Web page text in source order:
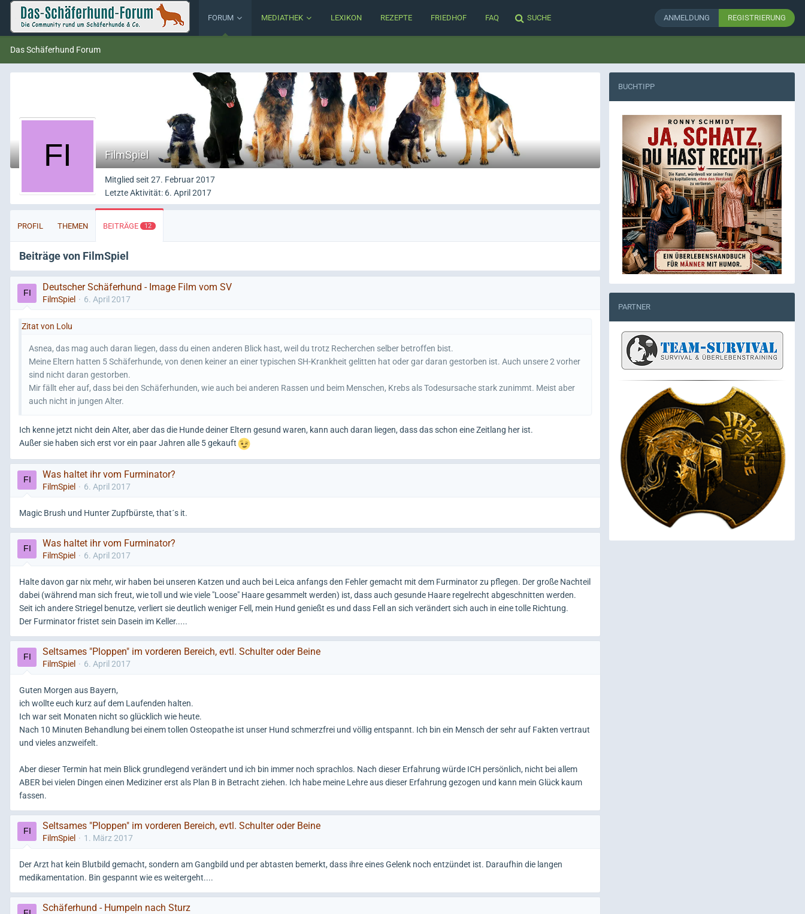
FORUM MEDIATHEK LEXIKON REZEPTE FRIEDHOF FAQ SUCHE ANMELDUNG REGISTRIERUNG
Das Schäferhund Forum
FilmSpiel
Mitglied seit 27. Februar 2017
Letzte Aktivität: 6. April 2017
PROFIL THEMEN BEITRÄGE 12
Beiträge von FilmSpiel
Deutscher Schäferhund - Image Film vom SV
FilmSpiel 6. April 2017
Zitat von Lolu
Asnea, das mag auch daran liegen, dass du einen anderen Blick hast, weil du trotz Recherchen selber betroffen bist.
Meine Eltern hatten 5 Schäferhunde, von denen keiner an einer typischen SH-Krankheit gelitten hat oder gar daran gestorben ist. Auch unsere 2 vorher
sind nicht daran gestorben.
Mir fällt eher auf, dass bei den Schäferhunden, wie auch bei anderen Rassen und beim Menschen, Krebs als Todesursache stark zunimmt. Meist aber
auch nicht in jungen Alter.
Ich kenne jetzt nicht dein Alter, aber das die Hunde deiner Eltern gesund waren, kann auch daran liegen, dass das schon eine Zeitlang her ist.
Außer sie haben sich erst vor ein paar Jahren alle 5 gekauft
Was haltet ihr vom Furminator?
FilmSpiel 6. April 2017
Magic Brush und Hunter Zupfbürste, that´s it.
Was haltet ihr vom Furminator?
FilmSpiel 6. April 2017
Halte davon gar nix mehr, wir haben bei unseren Katzen und auch bei Leica anfangs den Fehler gemacht mit dem Furminator zu pflegen. Der große Nachteil
dabei (während man sich freut, wie toll und wie viele "Loose" Haare gesammelt werden) ist, dass auch gesunde Haare regelrecht abgeschnitten werden.
Seit ich andere Striegel benutze, verliert sie deutlich weniger Fell, mein Hund genießt es und dass Fell an sich verändert sich auch in eine tolle Richtung.
Der Furminator fristet sein Dasein im Keller.....
Seltsames "Ploppen" im vorderen Bereich, evtl. Schulter oder Beine
FilmSpiel 6. April 2017
Guten Morgen aus Bayern,
ich wollte euch kurz auf dem Laufenden halten.
Ich war seit Monaten nicht so glücklich wie heute.
Nach 10 Minuten Behandlung bei einem tollen Osteopathe ist unser Hund schmerzfrei und völlig entspannt. Ich bin ein Mensch der sehr auf Fakten vertraut
und vieles anzweifelt.
Aber dieser Termin hat mein Blick grundlegend verändert und ich bin immer noch sprachlos. Nach dieser Erfahrung würde ICH persönlich, nicht bei allem
ABER bei vielen Dingen einen Mediziner erst als Plan B in Betracht ziehen. Ich habe meine Lehre aus dieser Erfahrung gezogen und kann mein Glück kaum
fassen.
Seltsames "Ploppen" im vorderen Bereich, evtl. Schulter oder Beine
FilmSpiel 1. März 2017
Der Arzt hat kein Blutbild gemacht, sondern am Gangbild und per abtasten bemerkt, dass ihre eines Gelenk noch entzündet ist. Daraufhin die langen
medikamentation. Bin gespannt wie es weitergeht....
Schäferhund - Humpeln nach Sturz
BUCHTIPP
PARTNER